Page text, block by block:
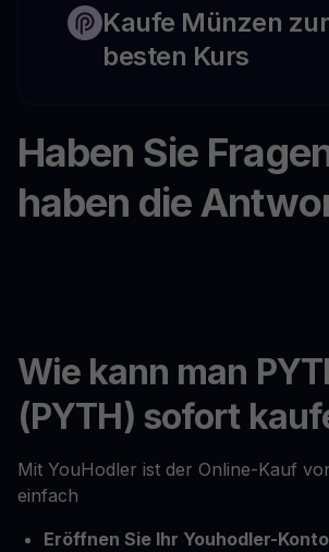
Kaufe Münzen
besten Kurs
Haben Sie
haben die
Wie kann man
(PYTH) sofort
Mit YouHodler ist der Online-Kauf
einfach
Eröffnen Sie Ihr Youhodler-Konto